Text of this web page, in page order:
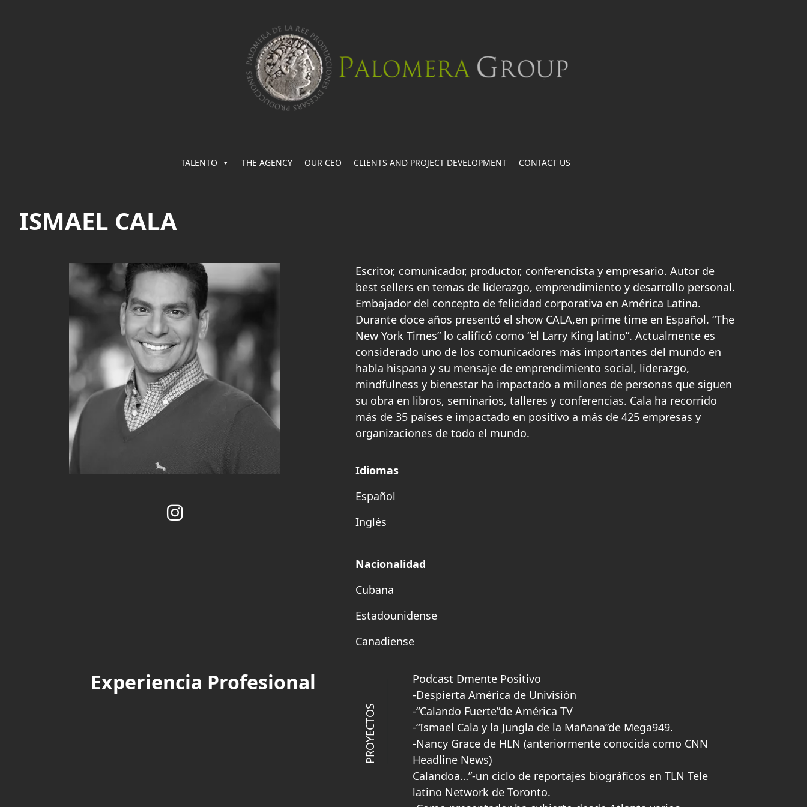
TALENTO THE AGENCY OUR CEO CLIENTS AND PROJECT DEVELOPMENT CONTACT US
SaltarISMAEL CALA
Escritor, comunicador, productor, conferencista y empresario. Autor de
best sellers en temas de liderazgo, emprendimiento y desarrollo personal.
Embajador del concepto de felicidad corporativa en América Latina.
Durante doce años presentó el show CALA,en prime time en Español. “The
New York Times” lo calificó como “el Larry King latino”. Actualmente es
considerado uno de los comunicadores más importantes del mundo en
habla hispana y su mensaje de emprendimiento social, liderazgo,
mindfulness y bienestar ha impactado a millones de personas que siguen
su obra en libros, seminarios, talleres y conferencias. Cala ha recorrido
más de 35 países e impactado en positivo a más de 425 empresas y
organizaciones de todo el mundo.
Idiomas
Español
Inglés
Nacionalidad
Cubana
Estadounidense
Canadiense
Experiencia Profesional
PROYECTOS
Podcast Dmente Positivo
-Despierta América de Univisión
-“Calando Fuerte”de América TV
-“Ismael Cala y la Jungla de la Mañana”de Mega949.
-Nancy Grace de HLN (anteriormente conocida como CNN
Headline News)
Calandoa…”-un ciclo de reportajes biográficos en TLN Tele
latino Network de Toronto.